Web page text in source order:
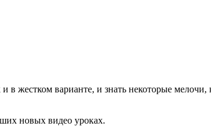
жестком варианте, и знать некоторые
новых видео уроках.